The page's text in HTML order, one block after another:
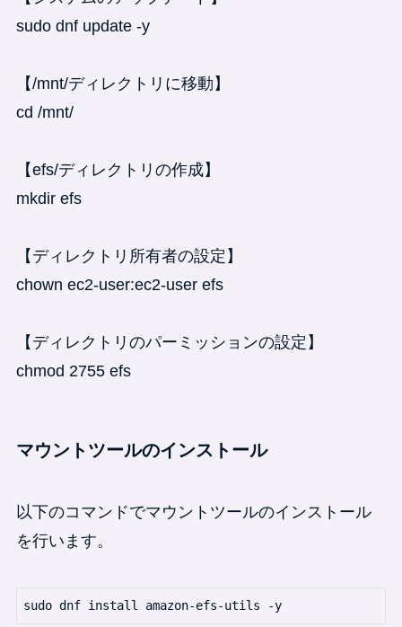
sudo dnf update -y
【/mnt/ディレクトリに移動】
cd /mnt/
【efs/ディレクトリの作成】
mkdir efs
【ディレクトリ所有者の設定】
chown ec2-user:ec2-user efs
【ディレクトリのパーミッションの設定】
chmod 2755 efs
マウントツールのインストール
以下のコマンドでマウントツールのインストール
を行います。
sudo dnf install amazon-efs-utils -y